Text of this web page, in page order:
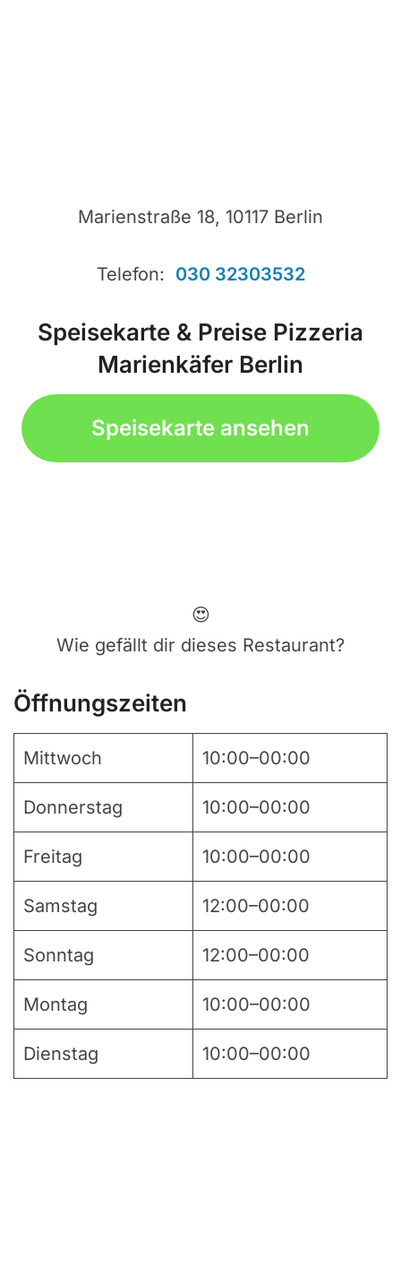
Marienstraße 18, 10117 Berlin
Telefon: 030 32303532
Speisekarte & Preise Pizzeria
Marienkäfer Berlin
Speisekarte ansehen
😍
Wie gefällt dir dieses Restaurant?
Öffnungszeiten
Mittwoch 10:00–00:00
Donnerstag 10:00–00:00
Freitag 10:00–00:00
Samstag 12:00–00:00
Sonntag 12:00–00:00
Montag 10:00–00:00
Dienstag 10:00–00:00